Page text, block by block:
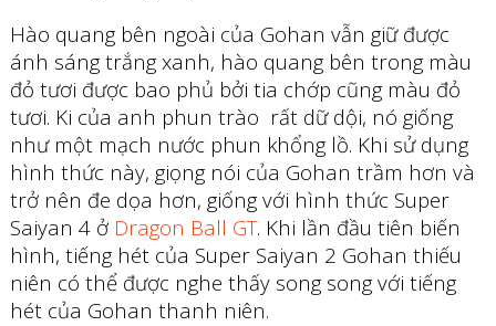
Hào quang bên ngoài của Gohan vẫn giữ được
ánh sáng trắng xanh, hào quang bên trong màu
đỏ tươi được bao phủ bởi tia chớp cũng màu đỏ
tươi. Ki của anh phun trào rất dữ dội, nó giống
như một mạch nước phun khổng lồ. Khi sử dụng
hình thức này, giọng nói của Gohan trầm hơn và
trở nên đe dọa hơn, giống với hình thức Super
Saiyan 4 ở Dragon Ball GT. Khi lần đầu tiên biến
hình, tiếng hét của Super Saiyan 2 Gohan thiếu
niên có thể được nghe thấy song song với tiếng
hét của Gohan thanh niên.